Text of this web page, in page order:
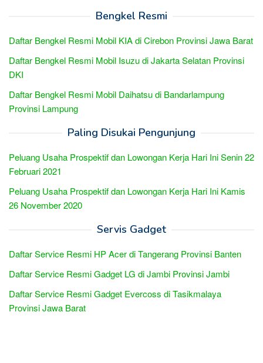
Bengkel Resmi
Daftar Bengkel Resmi Mobil KIA di Cirebon Provinsi Jawa Barat
Daftar Bengkel Resmi Mobil Isuzu di Jakarta Selatan Provinsi
DKI
Daftar Bengkel Resmi Mobil Daihatsu di Bandarlampung
Provinsi Lampung
Paling Disukai Pengunjung
Peluang Usaha Prospektif dan Lowongan Kerja Hari Ini Senin 22
Februari 2021
Peluang Usaha Prospektif dan Lowongan Kerja Hari Ini Kamis
26 November 2020
Servis Gadget
Daftar Service Resmi HP Acer di Tangerang Provinsi Banten
Daftar Service Resmi Gadget LG di Jambi Provinsi Jambi
Daftar Service Resmi Gadget Evercoss di Tasikmalaya
Provinsi Jawa Barat